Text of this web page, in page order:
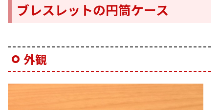
ブレスレットの円筒ケース
外観